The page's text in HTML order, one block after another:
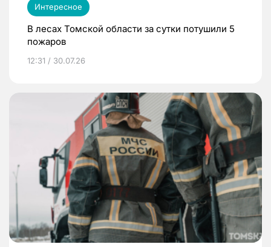
Интересное
В лесах Томской области за сутки потушили 5
пожаров
12:31 / 30.07.26